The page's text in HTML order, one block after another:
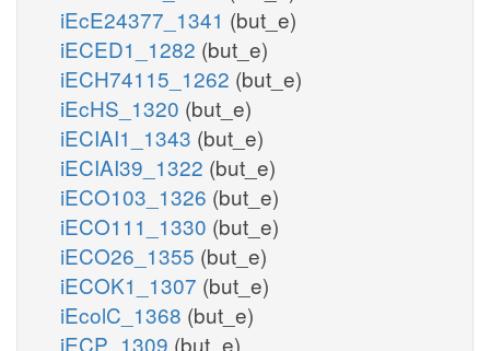
iEcE24377_1341 (but_e)
iECED1_1282 (but_e)
iECH74115_1262 (but_e)
iEcHS_1320 (but_e)
iECIAI1_1343 (but_e)
iECIAI39_1322 (but_e)
iECO103_1326 (but_e)
iECO111_1330 (but_e)
iECO26_1355 (but_e)
iECOK1_1307 (but_e)
iEcolC_1368 (but_e)
iECP_1309 (but_e)